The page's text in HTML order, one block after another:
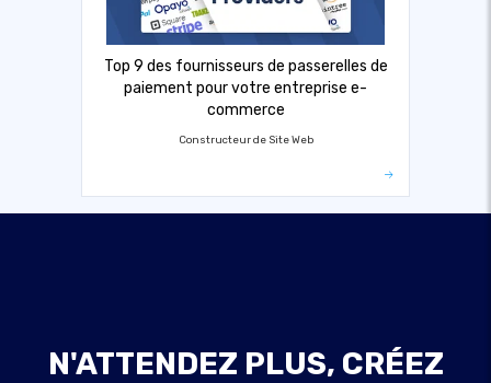
Top 9 des fournisseurs de passerelles de
paiement pour votre entreprise e-
commerce
Constructeur de Site Web
N'ATTENDEZ PLUS, CRÉEZ